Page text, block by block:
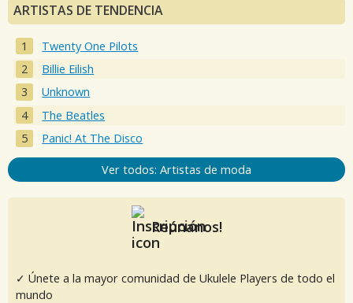
ARTISTAS DE TENDENCIA
Twenty One Pilots
Billie Eilish
Unknown
The Beatles
Panic! At The Disco
Ver todos: Artistas de moda
Reúnanos!
✓ Únete a la mayor comunidad de Ukulele Players de todo el
mundo